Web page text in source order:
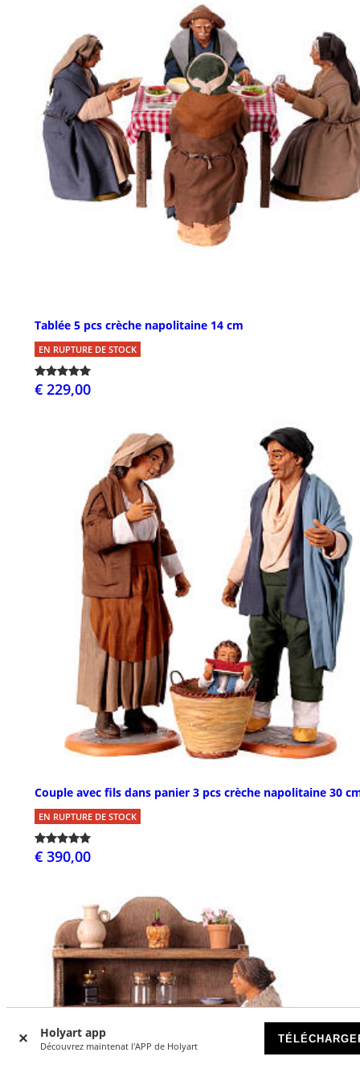
Holyart app
Découvrez maintenat l'APP de Holyart
Tablée 5 pcs crèche napolitaine 14 cm
EN RUPTURE DE STOCK
€ 229,00
Couple avec fils dans panier 3 pcs crèche napolitaine 30
EN RUPTURE DE STOCK
€ 390,00